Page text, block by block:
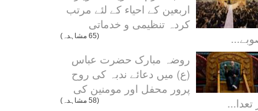
اربعین کے احیاء کے لئے مرتب
کردہ تنظیمی و خدماتی
(65 مشاہدہ)
روضہ مبارک حضرت عباس
(ع) میں دعائے ندبہ کی روح
پرور محفل اور مومنین کی
تعدا...
(58 مشاہدہ)